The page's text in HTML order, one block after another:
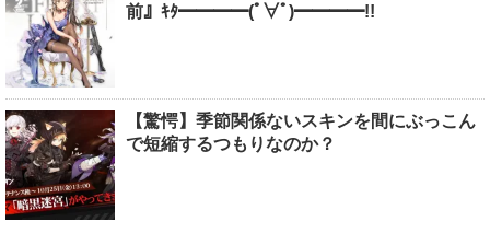
前』ｷﾀ━━━━(ﾟ∀ﾟ)━━━━!!
【驚愕】季節関係ないスキンを間にぶっこん
で短縮するつもりなのか？